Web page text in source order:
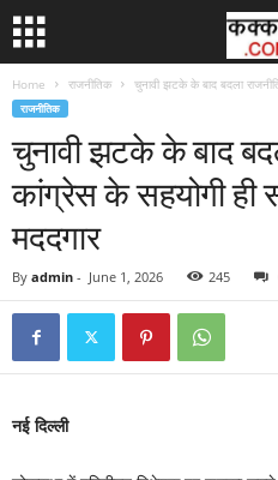
Home राजनीतिक चुनावी झटके के बाद बदला
राजनीतिक
चुनावी झटके के बाद
कांग्रेस के सहयोगी ही
मददगार
By admin - June 1, 2026 245
नई दिल्ली